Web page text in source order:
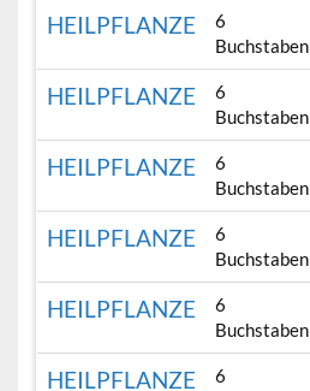
HEILPFLANZE
6
Buchstaben
HEILPFLANZE
6
Buchstaben
HEILPFLANZE
6
Buchstaben
HEILPFLANZE
6
Buchstaben
HEILPFLANZE
6
Buchstaben
HEILPFLANZE
6